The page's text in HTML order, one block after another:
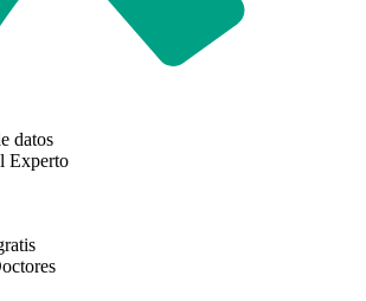
datos
Experto